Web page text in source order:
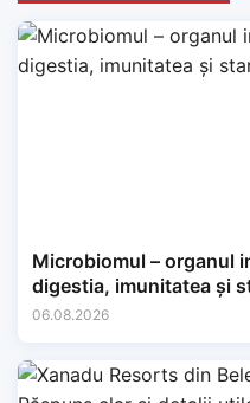
Microbiomul – organul
digestia, imunitatea și
06.08.2026